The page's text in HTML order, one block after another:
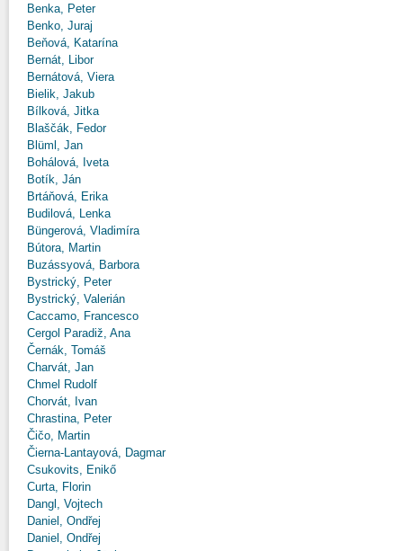
Benka, Peter
Benko, Juraj
Beňová, Katarína
Bernát, Libor
Bernátová, Viera
Bielik, Jakub
Bílková, Jitka
Blaščák, Fedor
Blüml, Jan
Bohálová, Iveta
Botík, Ján
Brtáňová, Erika
Budilová, Lenka
Büngerová, Vladimíra
Bútora, Martin
Buzássyová, Barbora
Bystrický, Peter
Bystrický, Valerián
Caccamo, Francesco
Cergol Paradiž, Ana
Černák, Tomáš
Charvát, Jan
Chmel Rudolf
Chorvát, Ivan
Chrastina, Peter
Čičo, Martin
Čierna-Lantayová, Dagmar
Csukovits, Enikő
Curta, Florin
Dangl, Vojtech
Daniel, Ondřej
Daniel, Ondřej